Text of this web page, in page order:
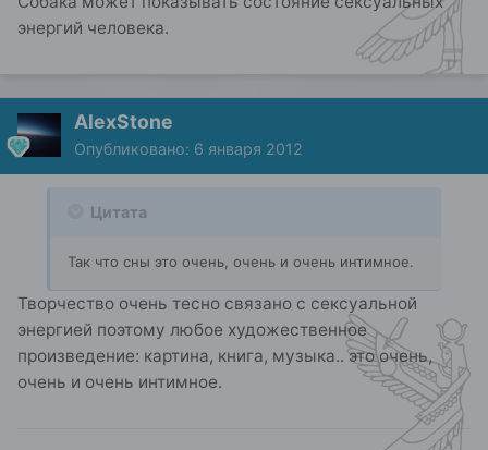
энергий человека.
AlexStone
Опубликовано: 6 января 2012
Цитата
Так что сны это очень, очень и очень интимное.
Творчество очень тесно связано с сексуальной
энергией поэтому любое художественное
произведение: картина, книга, музыка.. это очень,
очень и очень интимное.